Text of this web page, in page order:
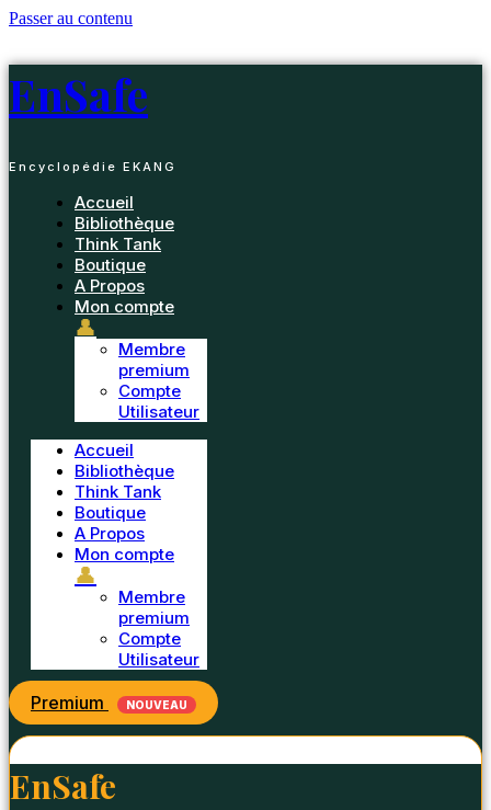
Passer au contenu
EnSafe
Encyclopédie EKANG
Accueil
Bibliothèque
Think Tank
Boutique
A Propos
Mon compte
👤
Membre
premium
Compte
Utilisateur
Accueil
Bibliothèque
Think Tank
Boutique
A Propos
Mon compte
👤
Membre
premium
Compte
Utilisateur
Premium NOUVEAU
EnSafe